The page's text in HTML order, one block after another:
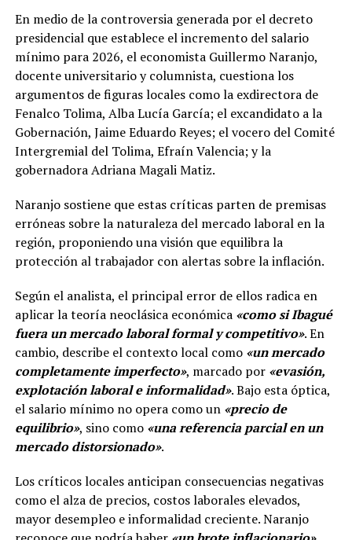
En medio de la controversia generada por el decreto
presidencial que establece el incremento del salario
mínimo para 2026, el economista Guillermo Naranjo,
docente universitario y columnista, cuestiona los
argumentos de figuras locales como la exdirectora de
Fenalco Tolima, Alba Lucía García; el excandidato a la
Gobernación, Jaime Eduardo Reyes; el vocero del Comité
Intergremial del Tolima, Efraín Valencia; y la
gobernadora Adriana Magali Matiz.
Naranjo sostiene que estas críticas parten de premisas
erróneas sobre la naturaleza del mercado laboral en la
región, proponiendo una visión que equilibra la
protección al trabajador con alertas sobre la inflación.
Según el analista, el principal error de ellos radica en
aplicar la teoría neoclásica económica «como si Ibagué
fuera un mercado laboral formal y competitivo». En
cambio, describe el contexto local como «un mercado
completamente imperfecto», marcado por «evasión,
explotación laboral e informalidad». Bajo esta óptica,
el salario mínimo no opera como un «precio de
equilibrio», sino como «una referencia parcial en un
mercado distorsionado».
Los críticos locales anticipan consecuencias negativas
como el alza de precios, costos laborales elevados,
mayor desempleo e informalidad creciente. Naranjo